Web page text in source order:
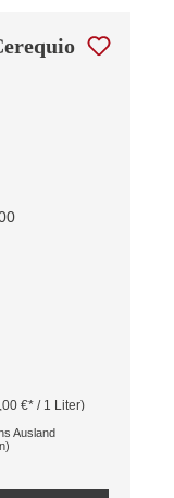
€* / 1 Liter)
Ausland